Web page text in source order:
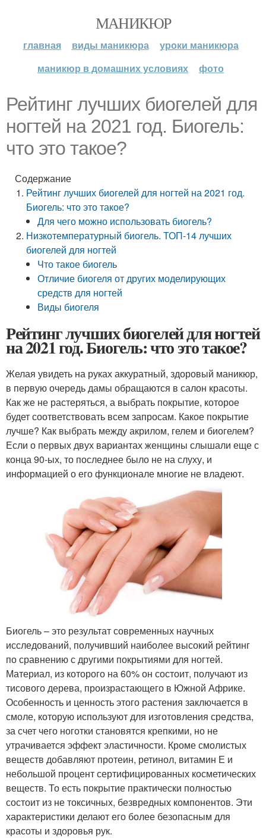
МАНИКЮР
главная виды маникюра
уроки маникюра
маникюр в домашних условиях
фото
Рейтинг лучших биогелей для
ногтей на 2021 год. Биогель:
что это такое?
Содержание
Рейтинг лучших биогелей для ногтей на 2021 год.
Биогель: что это такое?
Для чего можно использовать биогель?
Низкотемпературный биогель. ТОП-14 лучших
биогелей для ногтей
Что такое биогель
Отличие биогеля от других моделирующих
средств для ногтей
Виды биогеля
Рейтинг лучших биогелей для ногтей
на 2021 год. Биогель: что это такое?
Желая увидеть на руках аккуратный, здоровый маникюр,
в первую очередь дамы обращаются в салон красоты.
Как же не растеряться, а выбрать покрытие, которое
будет соответствовать всем запросам. Какое покрытие
лучше? Как выбрать между акрилом, гелем и биогелем?
Если о первых двух вариантах женщины слышали еще с
конца 90-ых, то последнее было не на слуху, и
информацией о его функционале многие не владеют.
Биогель – это результат современных научных
исследований, получивший наиболее высокий рейтинг
по сравнению с другими покрытиями для ногтей.
Материал, из которого на 60% он состоит, получают из
тисового дерева, произрастающего в Южной Африке.
Особенность и ценность этого растения заключается в
смоле, которую используют для изготовления средства,
за счет чего ноготки становятся крепкими, но не
утрачивается эффект эластичности. Кроме смолистых
веществ добавляют протеин, ретинол, витамин Е и
небольшой процент сертифицированных косметических
веществ. То есть покрытие практически полностью
состоит из не токсичных, безвредных компонентов. Эти
характеристики делают его более безопасным для
красоты и здоровья рук.